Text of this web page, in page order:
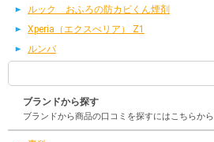
ルック おふろの防カビくん煙剤
Xperia（エクスぺリア） Z1
ルンバ
ブランドから探す
ブランドから商品の口コミを探すにはこちらから